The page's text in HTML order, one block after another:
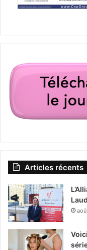
Articles récents